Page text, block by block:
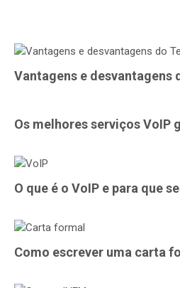
Vantagens e desvantagens
Os melhores serviços VoIP
O que é o VoIP e para que
Como escrever uma carta